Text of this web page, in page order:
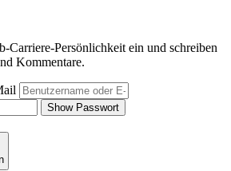
Carriere-Persönlichkeit ein und schreiben
Kommentare.
Show Passwort